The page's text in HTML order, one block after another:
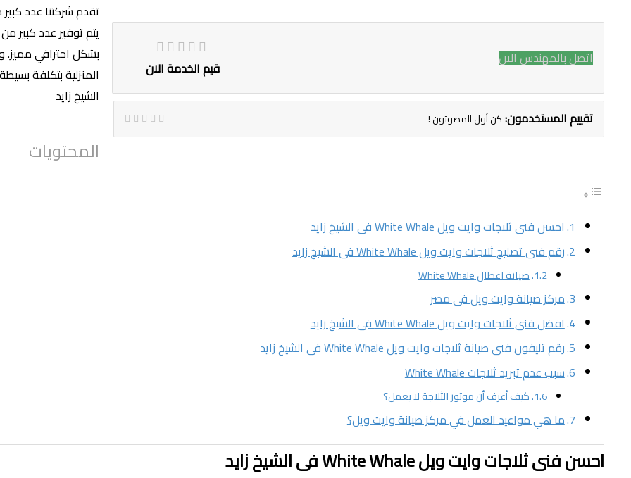
قيم الخدمة الان اتصل بالمهندس الان
تقييم المستخدمون:كن أول المصوتون !
تقدم شركتنا عدد
يتم توفير عدد كبير
بشكل احترافي مميز.
الشيخ زايد
المحتويات
احسن فنى ثلاجات وايت ويل White Whale فى الشيخ زايد
رقم فنى تصليح ثلاجات وايت ويل White Whale فى الشيخ زايد
صيانة اعطال White Whale
مركز صيانة وايت ويل فى مصر
افضل فنى ثلاجات وايت ويل White Whale فى الشيخ زايد
رقم تليفون فنى صيانة ثلاجات وايت ويل White Whale فى الشيخ زايد
سبب عدم تبريد ثلاجات White Whale
كيف أعرف أن موتور الثلاجة لا يعمل؟
ما هي مواعيد العمل في مركز صيانة وايت ويل؟
احسن فنى ثلاجات وايت ويل White Whale فى الشيخ زايد